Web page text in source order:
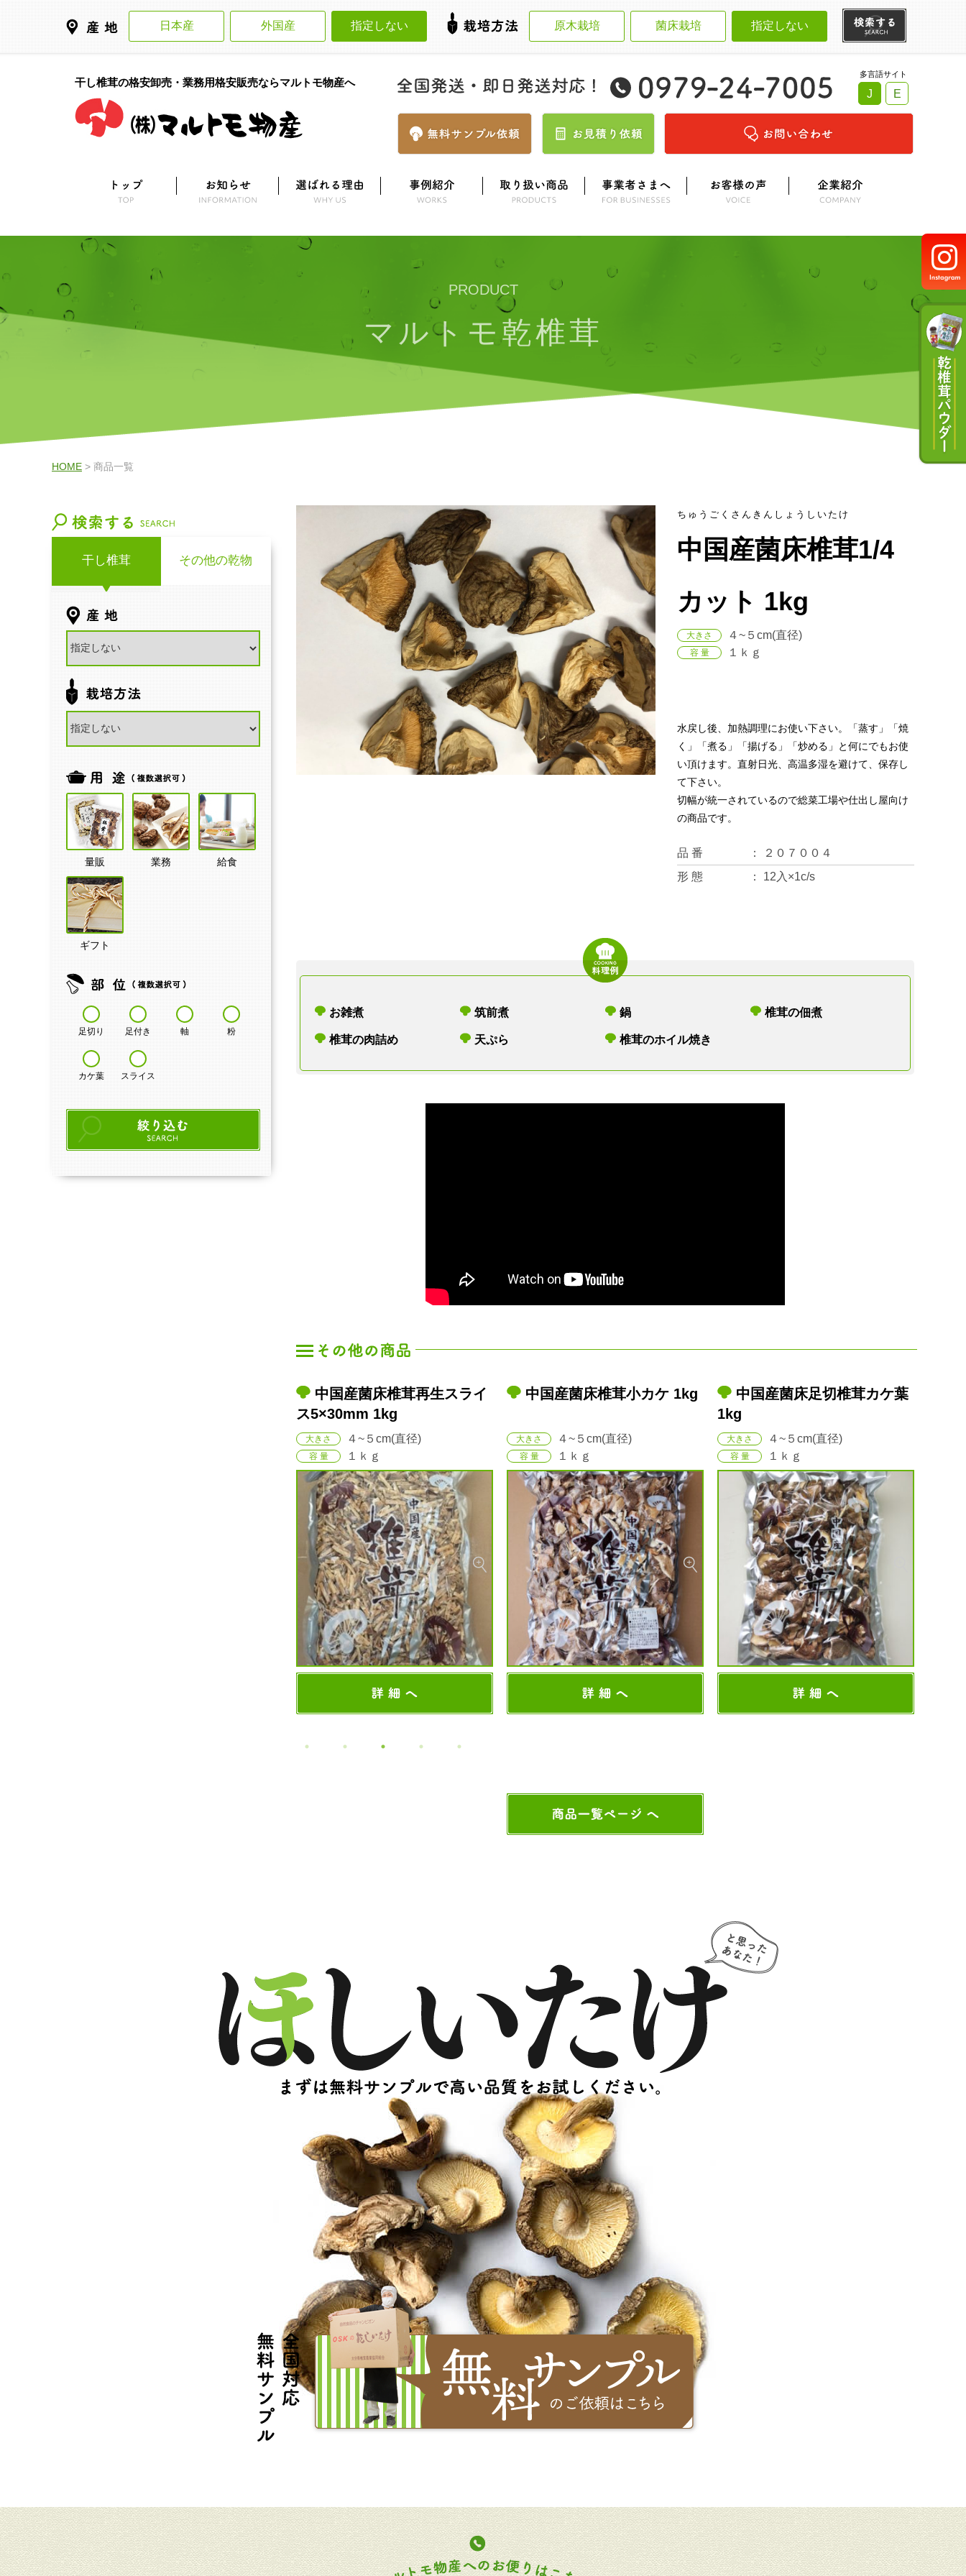
日本産 外国産 指定しない 原木栽培 菌床栽培 指定しない
干し椎茸の格安卸売・業務用格安販売ならマルトモ物産へ
多言語サイト
J E
PRODUCT
マルトモ乾椎茸
HOME > 商品一覧
ちゅうごくさんきんしょうしいたけ
中国産菌床椎茸1/4
カット 1kg
大きさ ４~５cm(直径)
容 量 １ｋｇ
水戻し後、加熱調理にお使い下さい。「蒸す」「焼
く」「煮る」「揚げる」「炒める」と何にでもお使
い頂けます。直射日光、高温多湿を避けて、保存し
て下さい。
切幅が統一されているので総菜工場や仕出し屋向け
の商品です。
品 番
２０７００４
形 態
12入×1c/s
お雑煮 筑前煮 鍋 椎茸の佃煮
椎茸の肉詰め 天ぷら 椎茸のホイル焼き
中国産菌床椎茸小カケ 1kg
大きさ ４~５cm(直径)
容 量 １ｋｇ
中国産菌床足切椎茸カケ葉
大きさ ４~５cm(直径)
容 量 １ｋｇ
中国産菌床足切椎茸等外5c
m上 1kg
大きさ ４~５cm(直径)
容 量 １ｋｇ
干し椎茸 その他の乾物
量販 業務 給食
ギフト
足切り 足付き 軸 粉
カケ葉 スライス